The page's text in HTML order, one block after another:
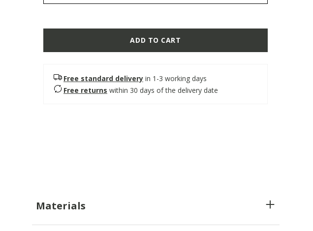
ADD TO CART
Free standard delivery in 1-3 working days
Free returns within 30 days of the delivery date
Materials